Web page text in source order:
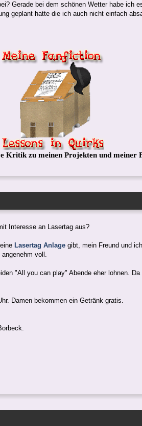
Gerade bei dem schönen Wetter habe ich
geplant hatte die ich auch nicht einfach
Kritik zu meinen Projekten und meiner
Interesse an Lasertag aus?
Lasertag Anlage gibt, mein Freund und
voll.
"All you can play" Abende eher lohnen.
Damen bekommen ein Getränk gratis.